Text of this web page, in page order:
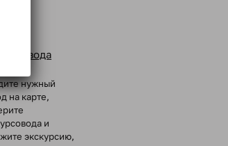
нужный
на карте,
и
экскурсию,